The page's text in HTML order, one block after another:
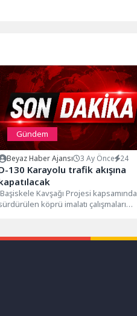
Gündem
Beyaz Haber Ajansı 3 Ay Önce 24
130 Karayolu trafik akışına
Başiskele Kavşağı Projesi kapsamında
köprü imalatı çalışmaları